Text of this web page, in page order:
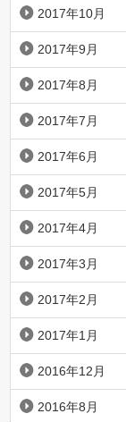
2017年10月
2017年9月
2017年8月
2017年7月
2017年6月
2017年5月
2017年4月
2017年3月
2017年2月
2017年1月
2016年12月
2016年8月